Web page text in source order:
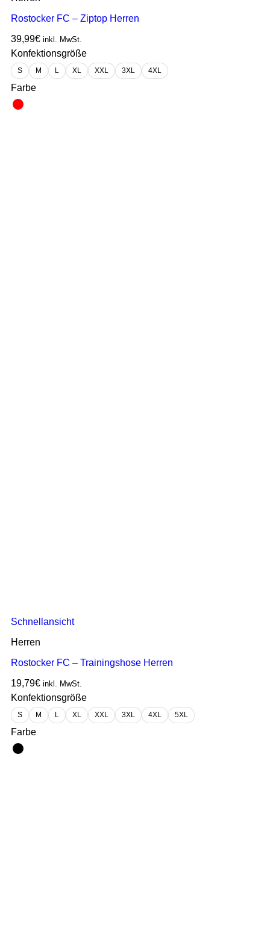
Rostocker FC – Ziptop Herren
39,99€ inkl. MwSt.
Konfektionsgröße
S M L XL XXL 3XL 4XL
Farbe
Schnellansicht
Herren
Rostocker FC – Trainingshose Herren
19,79€ inkl. MwSt.
Konfektionsgröße
S M L XL XXL 3XL 4XL 5XL
Farbe